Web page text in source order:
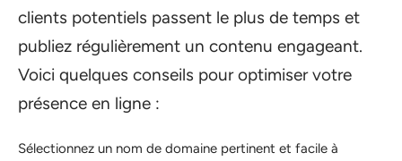
clients potentiels passent le plus de temps et
publiez régulièrement un contenu engageant.
Voici quelques conseils pour optimiser votre
présence en ligne :
Sélectionnez un nom de domaine pertinent et facile à